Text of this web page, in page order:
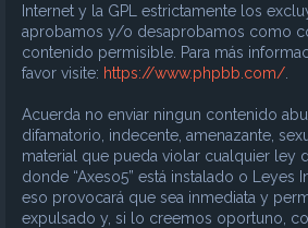
Internet y la GPL estrictamente los
aprobamos y/o desaprobamos como
contenido permisible. Para más
favor visite: https://www.phpbb.com/
Acuerda no enviar ningun contenido
difamatorio, indecente, amenazante,
material que pueda violar cualquier ley
donde “Axeso5” está instalado o Leyes
eso provocará que sea inmediata y
expulsado y, si lo creemos oportuno,